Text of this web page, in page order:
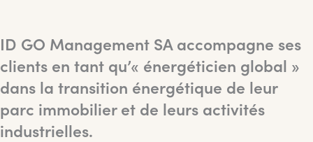
ID GO Management SA accompagne ses
clients en tant qu’« énergéticien global »
dans la transition énergétique de leur
parc immobilier et de leurs activités
industrielles.